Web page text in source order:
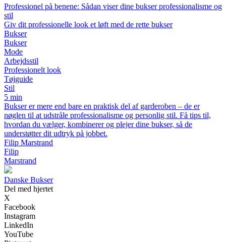
Professionel på benene: Sådan viser dine bukser professionalisme og
stil
Giv dit professionelle look et løft med de rette bukser
Bukser
Bukser
Mode
Arbejdsstil
Professionelt look
Tøjguide
Stil
5 min
Bukser er mere end bare en praktisk del af garderoben – de er
nøglen til at udstråle professionalisme og personlig stil. Få tips til,
hvordan du vælger, kombinerer og plejer dine bukser, så de
understøtter dit udtryk på jobbet.
Filip Marstrand
Filip
Marstrand
Danske Bukser
Del med hjertet
X
Facebook
Instagram
LinkedIn
YouTube